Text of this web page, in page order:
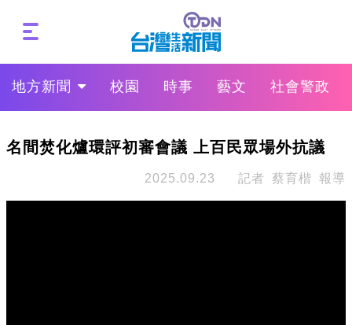
地方新聞 校園 時事 藝文 社會警政
名間焚化爐環評初審會議 上百民眾場外抗議
2025.09.23 記者 蔡育楷 報導